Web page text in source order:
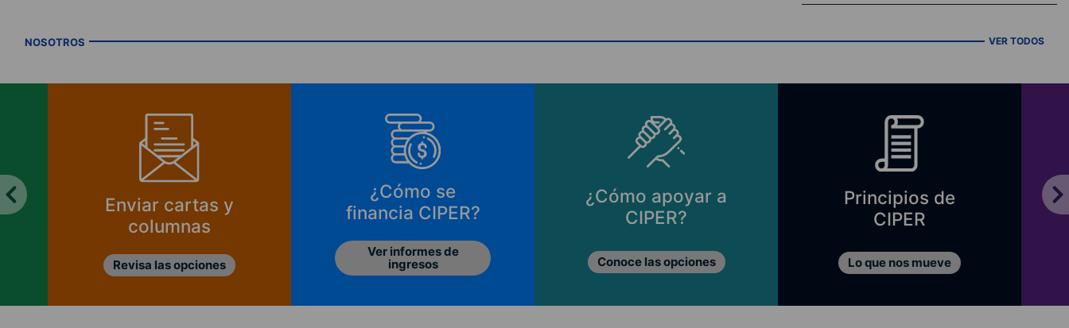
NOSOTROS VER TODOS
Enviar cartas y
columnas
Revisa las opciones
¿Cómo se
financia CIPER?
Ver informes de
ingresos
¿Cómo apoyar a
CIPER?
Conoce las opciones
Principios de
CIPER
Lo que nos mueve